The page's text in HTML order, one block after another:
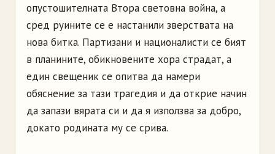
опустошителната Втора световна война, а
сред руините се е настанили зверствата на
нова битка. Партизани и националисти се бият
в планините, обикновените хора страдат, а
един свещеник се опитва да намери
обяснение за тази трагедия и да открие начин
да запази вярата си и да я използва за добро,
докато родината му се срива.